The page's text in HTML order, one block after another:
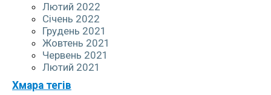
Лютий 2022
Січень 2022
Грудень 2021
Жовтень 2021
Червень 2021
Лютий 2021
Хмара тегів